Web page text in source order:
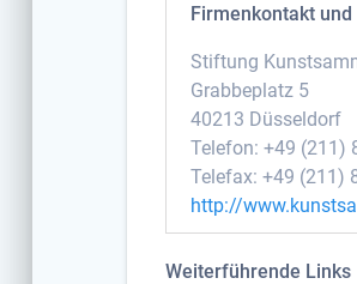
Firmenkontakt
Stiftung
Grabbeplatz 5
40213 Düsseldorf
Telefon: +49 (211)
Telefax: +49 (211)
http://
Weiterführende Links